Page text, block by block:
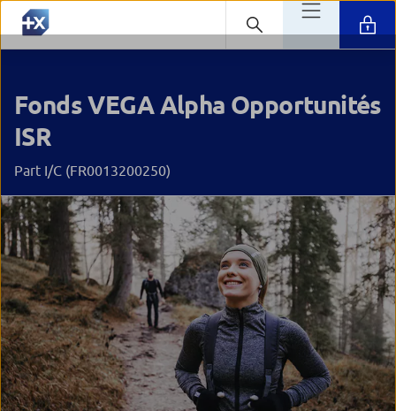
Fonds VEGA Alpha Opportunités
ISR
Part I/C (FR0013200250)